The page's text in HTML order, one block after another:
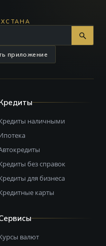
приложение
наличными
без справок
для бизнеса
карты
валют